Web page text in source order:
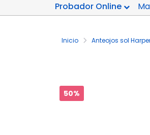
Inicio Anteojos sol
Probador Online
50%